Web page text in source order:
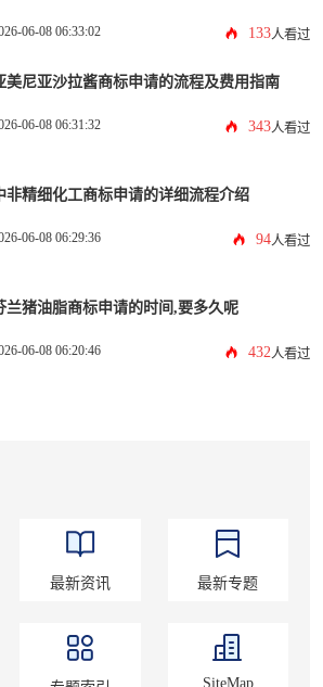
06-08 06:33:02 133人看过
美尼亚沙拉酱商标申请的流程及费用指南
06-08 06:31:32 343人看过
非精细化工商标申请的详细流程介绍
06-08 06:29:36 94人看过
兰猪油脂商标申请的时间,要多久呢
06-08 06:20:46 432 人看过
最新资讯 最新专题
SiteMap